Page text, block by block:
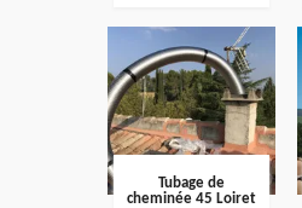
Tubage de
cheminée 45 Loiret